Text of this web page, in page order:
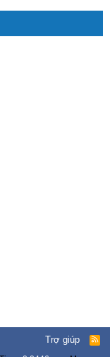
Trợ giúp
R